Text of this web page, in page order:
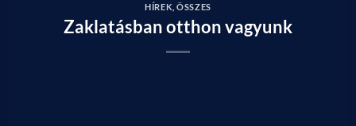
HÍREK ,ÖSSZES
Zaklatásban otthon vagyunk